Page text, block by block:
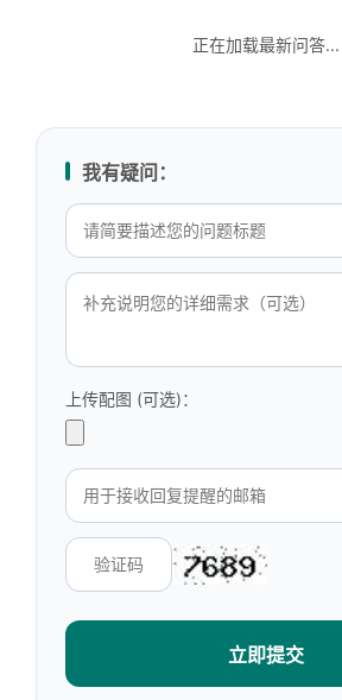
正在加载最新问答...
我有疑问：
上传配图 (可选)：
立即提交